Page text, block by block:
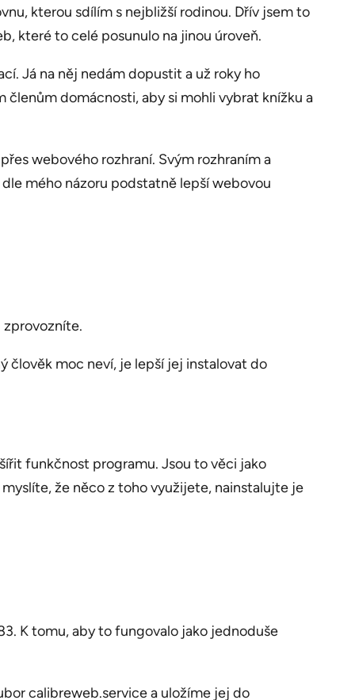
kterou sdílím s nejbližší rodinou. Dřív jsem to
které to celé posunulo na jinou úroveň.
Já na něj nedám dopustit a už roky ho
domácnosti, aby si mohli vybrat knížku a
webového rozhraní. Svým rozhraním a
mého názoru podstatně lepší webovou
zprovozníte.
člověk moc neví, je lepší jej instalovat do
funkčnost programu. Jsou to věci jako
že něco z toho využijete, nainstalujte je
K tomu, aby to fungovalo jako jednoduše
calibreweb.service a uložíme jej do